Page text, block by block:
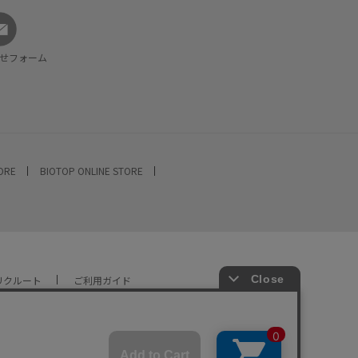
フォーム
BIOTOP ONLINE STORE
クルート ご利用ガイド